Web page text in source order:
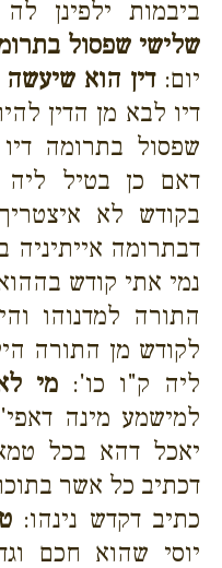
ביבמות ילפינן
שלישי שפסול
יום:דין הוא
דיו לבא מן הדין
שפסול בתרומה
דאם כן בטיל
בקודש לא
דבתרומה אייתיניה
נמי אתי קודש
התורה למדנוהו
לקודש מן התורה
ליה ק"ו כו':מי
למישמע מינה
יאכל דהא בכל
דכתיב כל אשר
כתיב דקדש נינהו:
יוסי שהוא חכם